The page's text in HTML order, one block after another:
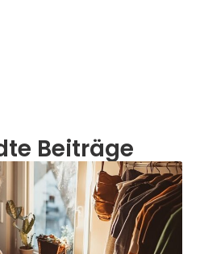
Beiträge